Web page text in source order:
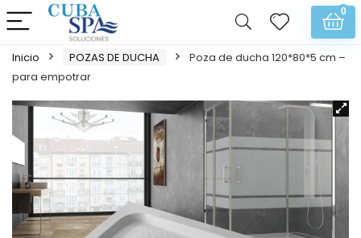
0
Inicio POZAS DE DUCHA
Poza de ducha 120*80*5 cm –
para empotrar